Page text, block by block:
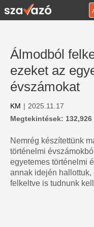
Álmodból
ezeket az
évszámokat
KM | 2025.11.17
Megtekintések: 132,926
Nemrég készítettünk
történelmi
egyetemes történelmi
annak idején hallottuk,
felkeltve is tudnunk